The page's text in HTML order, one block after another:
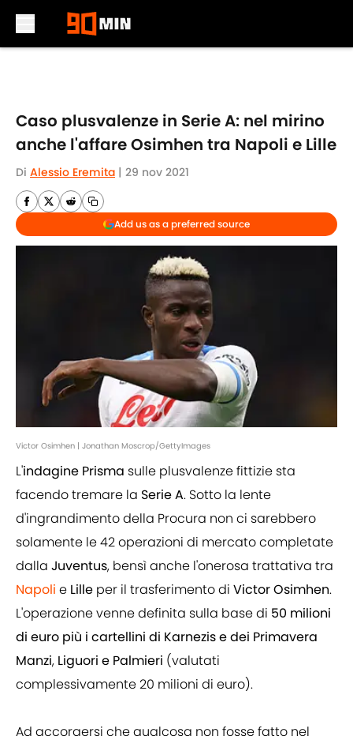
Caso plusvalenze in Serie A: nel mirino
anche l'affare Osimhen tra Napoli e Lille
Di Alessio Eremita | 29 nov 2021
Add us as a preferred source
Victor Osimhen | Jonathan Moscrop/GettyImages
L'indagine Prisma sulle plusvalenze fittizie sta
facendo tremare la Serie A. Sotto la lente
d'ingrandimento della Procura non ci sarebbero
solamente le 42 operazioni di mercato completate
dalla Juventus, bensì anche l'onerosa trattativa tra
Napoli e Lille per il trasferimento di Victor Osimhen.
L'operazione venne definita sulla base di 50 milioni
di euro più i cartellini di Karnezis e dei Primavera
Manzi, Liguori e Palmieri (valutati
complessivamente 20 milioni di euro).
Ad accorgersi che qualcosa non fosse fatto nel